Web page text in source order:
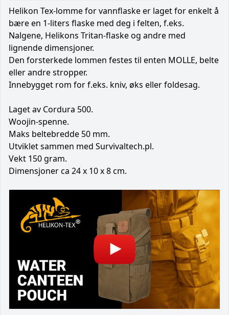
Helikon Tex-lomme for vannflaske er laget for enkelt å
bære en 1-liters flaske med deg i felten, f.eks.
Nalgene, Helikons Tritan-flaske og andre med
lignende dimensjoner.
Den forsterkede lommen festes til enten MOLLE, belte
eller andre stropper.
Innebygget rom for f.eks. kniv, øks eller foldesag.
Laget av Cordura 500.
Woojin-spenne.
Maks beltebredde 50 mm.
Utviklet sammen med Survivaltech.pl.
Vekt 150 gram.
Dimensjoner ca 24 x 10 x 8 cm.